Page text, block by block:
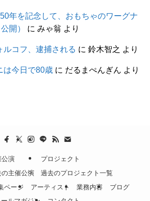
年を記念して、おもちゃのワーグナ
開）
に みゃ翁 より
ルコフ、逮捕される に鈴木智之 より
は今日で80歳 に だるまぺんぎん より
公演
の主催公演
プロジェクト
過去のプロジェクト一覧
ページ
アーティスト 業務内容
ブログ